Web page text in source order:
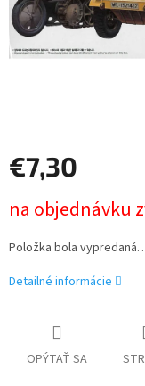
€7,30
cena:
na objednávku
Položka bola
Detailné informácie
OPÝTAŤ SA